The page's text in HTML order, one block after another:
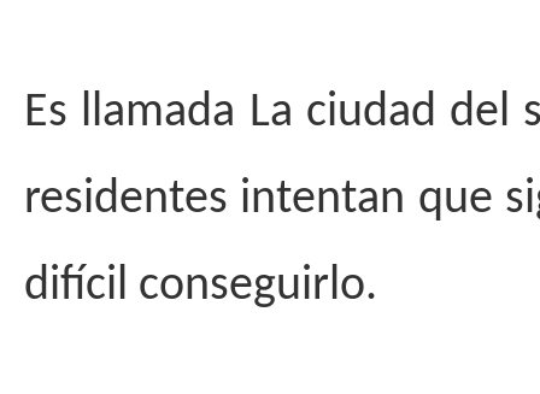
Es llamada La ciudad
residentes intentan que
difícil conseguirlo.